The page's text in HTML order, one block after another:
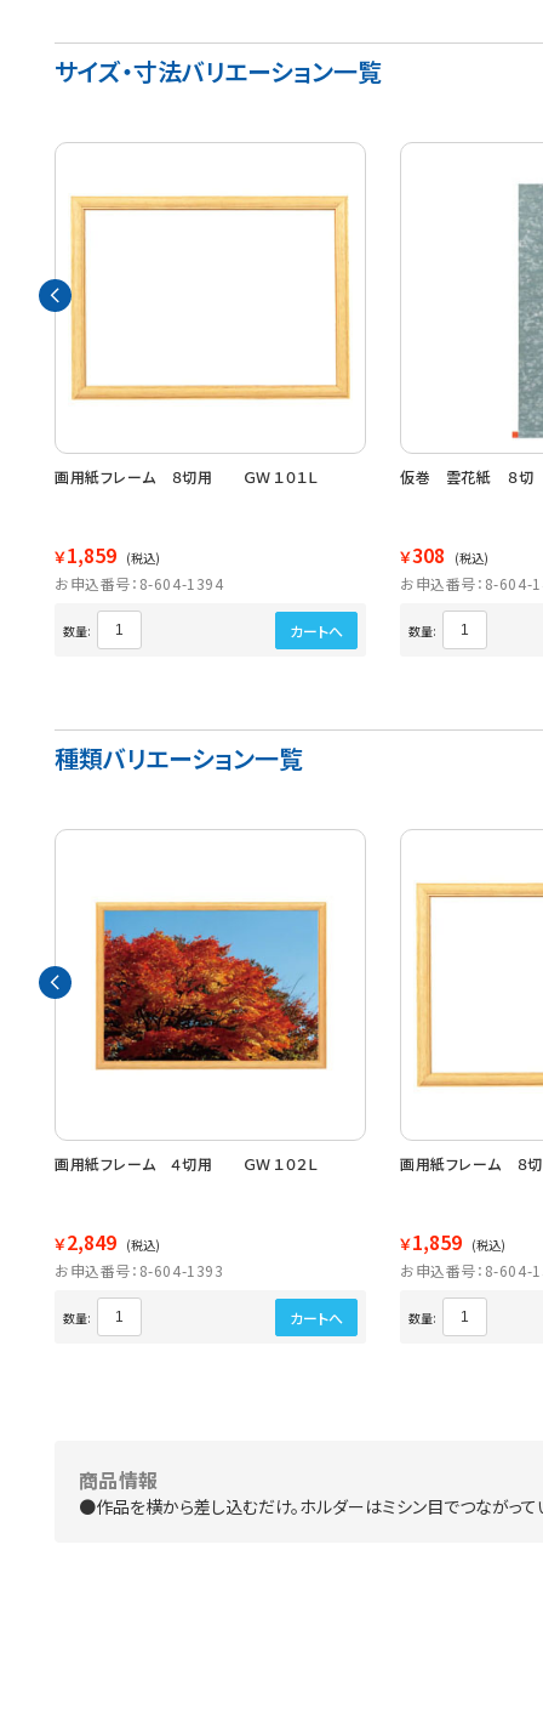
サイズ・寸法バリエーション一覧
画用紙フレーム ８切用 ＧＷ１０１Ｌ
￥1,859 (税込)
お申込番号：8-604-1394
数量: カートへ
仮巻 雲花紙 ８切
￥308 (税込)
お申込番号：8-604-
数量:
種類バリエーション一覧
画用紙フレーム ４切用 ＧＷ１０２Ｌ
￥2,849 (税込)
お申込番号：8-604-1393
数量: カートへ
画用紙フレーム ８
￥1,859 (税込)
お申込番号：8-604-
数量:
商品情報
●作品を横から差し込むだけ。ホルダーはミシン目でつながっ